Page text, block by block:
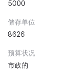
5000
储存单位
8626
预算状况
市政的